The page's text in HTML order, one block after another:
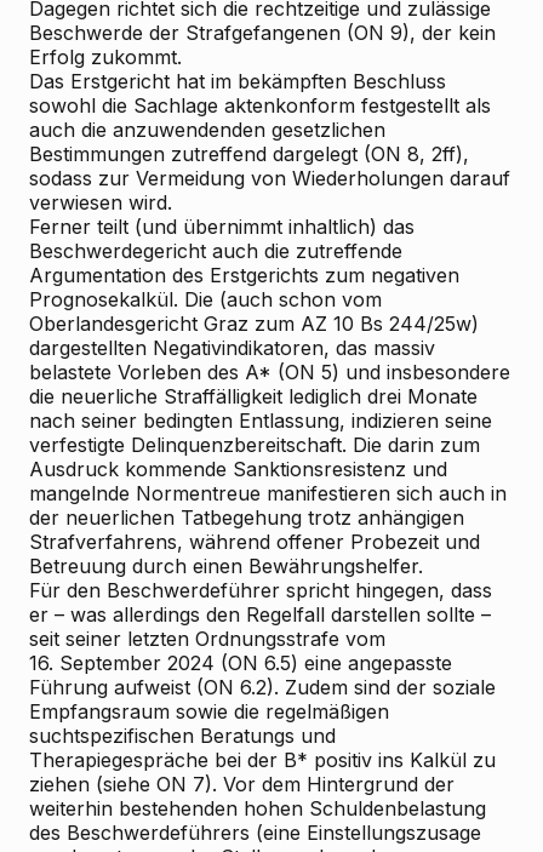
Dagegen richtet sich die rechtzeitige und zulässige
Beschwerde der Strafgefangenen (ON 9), der kein
Erfolg zukommt.
Das Erstgericht hat im bekämpften Beschluss
sowohl die Sachlage aktenkonform festgestellt als
auch die anzuwendenden gesetzlichen
Bestimmungen zutreffend dargelegt (ON 8, 2ff),
sodass zur Vermeidung von Wiederholungen darauf
verwiesen wird.
Ferner teilt (und übernimmt inhaltlich) das
Beschwerdegericht auch die zutreffende
Argumentation des Erstgerichts zum negativen
Prognosekalkül. Die (auch schon vom
Oberlandesgericht Graz zum AZ 10 Bs 244/25w)
dargestellten Negativindikatoren, das massiv
belastete Vorleben des A* (ON 5) und insbesondere
die neuerliche Straffälligkeit lediglich drei Monate
nach seiner bedingten Entlassung, indizieren seine
verfestigte Delinquenzbereitschaft. Die darin zum
Ausdruck kommende Sanktionsresistenz und
mangelnde Normentreue manifestieren sich auch in
der neuerlichen Tatbegehung trotz anhängigen
Strafverfahrens, während offener Probezeit und
Betreuung durch einen Bewährungshelfer.
Für den Beschwerdeführer spricht hingegen, dass
er – was allerdings den Regelfall darstellen sollte –
seit seiner letzten Ordnungsstrafe vom
16. September 2024 (ON 6.5) eine angepasste
Führung aufweist (ON 6.2). Zudem sind der soziale
Empfangsraum sowie die regelmäßigen
suchtspezifischen Beratungs und
Therapiegespräche bei der B* positiv ins Kalkül zu
ziehen (siehe ON 7). Vor dem Hintergrund der
weiterhin bestehenden hohen Schuldenbelastung
des Beschwerdeführers (eine Einstellungszusage